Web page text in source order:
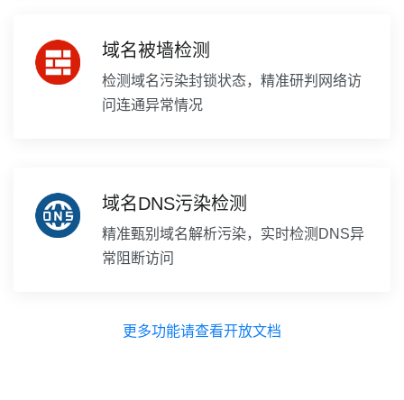
域名被墙检测
检测域名污染封锁状态，精准研判网络访
问连通异常情况
域名DNS污染检测
精准甄别域名解析污染，实时检测DNS异
常阻断访问
更多功能请查看开放文档